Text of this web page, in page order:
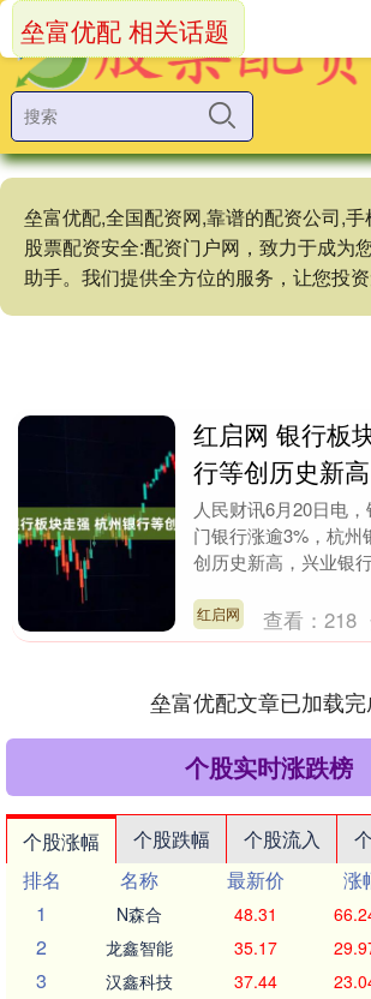
垒富优配,全国配资网,靠谱的配资公司,
股票配资安全:配资门户网，致力于成为
助手。我们提供全方位的服务，让您投资
垒富优配 相关话题
红启网 银行板
行等创历史新高
人民财讯6月20日电
门银行涨逾3%，杭州
创历史新高，兴业银
红启网 查看：218
垒富优配文章已加载
个股实时涨跌榜
个股涨幅 个股跌幅 个股流入
排名
名称 最新价 涨
1
N森合 48.31
2 龙鑫智能 35.17
3 汉鑫科技 37.44